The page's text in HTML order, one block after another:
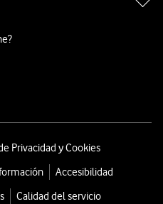
Privacidad y Cookies
Accesibilidad
Calidad del servicio